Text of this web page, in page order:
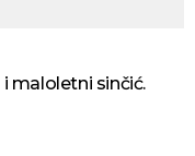
maloletni sinčić.